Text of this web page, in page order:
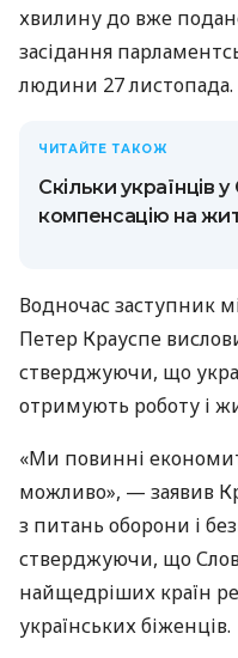
хвилину до вже
засідання
людини 27 листопада.
ЧИТАЙТЕ ТАКОЖ
Скільки українців
компенсацію на
Водночас заступник
Петер Крауспе
стверджуючи, що
отримують роботу і
«Ми повинні
можливо», — заявив
з питань оборони і
стверджуючи, що
найщедріших країн
українських біженців.